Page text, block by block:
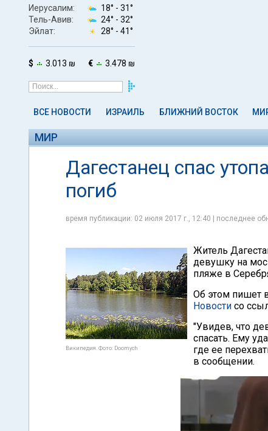
Иерусалим: 18° - 31°
Тель-Авив:
24° - 32°
Эйлат:
28° - 41°
$ 3.013 ₪ € 3.478 ₪
ВСЕ НОВОСТИ ИЗРАИЛЬ БЛИЖНИЙ ВОСТОК
МИР
Дагестанец спас
погиб
время публикации: 02 июля 2017 г., 12:40 | последнее
Википедия. Фото: Doomych
Житель
девушку на
пляже в
Об этом пишет
Новости со
"Увидев, что
спасать. Ему
где ее
в сообщении.